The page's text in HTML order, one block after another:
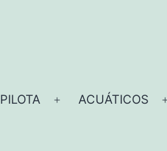
PILOTA
Abrir
ACUÁTICOS